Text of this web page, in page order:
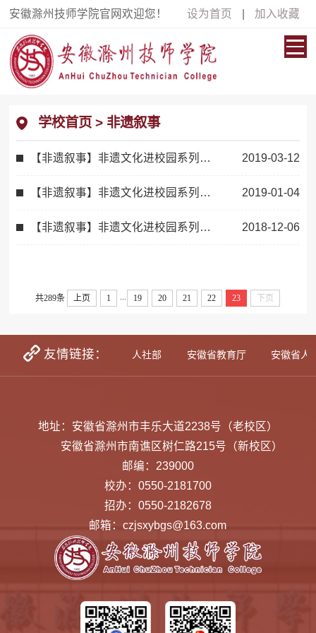
安徽滁州技师学院官网欢迎您！ 设为首页 加入收藏
学校首页 > 非遗叙事
【非遗叙事】非遗文化进校园系列报道之三 2019-03-12
【非遗叙事】非遗文化进校园系列报道之二 2019-01-04
【非遗叙事】非遗文化进校园系列报道之一 2018-12-06
共289条 上页 1 ... 19 20 21 22 23 下页
友情链接：
学生资助网 教育部 人社部 安徽省教育厅 安徽省人
地址：安徽省滁州市丰乐大道2238号（老校区）
安徽省滁州市南谯区树仁路215号（新校区）
邮编：239000
校办：0550-2181700
招办：0550-2182678
邮箱：czjsxybgs@163.com